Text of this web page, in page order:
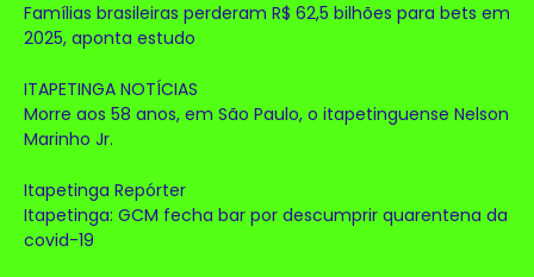
Famílias brasileiras perderam R$ 62,5 bilhões para bets em
2025, aponta estudo
ITAPETINGA NOTÍCIAS
Morre aos 58 anos, em São Paulo, o itapetinguense Nelson
Marinho Jr.
Itapetinga Repórter
Itapetinga: GCM fecha bar por descumprir quarentena da
covid-19